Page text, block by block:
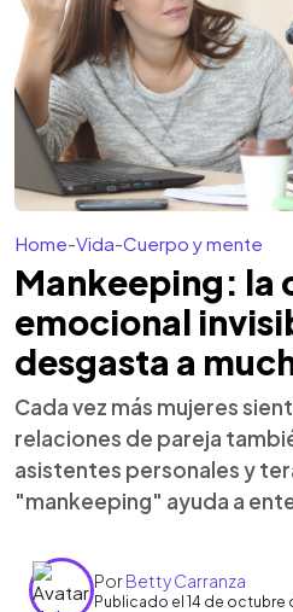
Home-Vida-Cuerpo y mente
Mankeeping: la
emocional
desgasta a
Cada vez más mujeres
relaciones de pareja
asistentes personales y
"mankeeping" ayuda a
PorBetty Carranza
Publicado el 14 de octubre